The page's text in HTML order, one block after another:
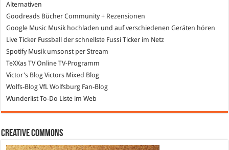
Alternativen
Goodreads Bücher Community + Rezensionen
Google Music Musik hochladen und auf verschiedenen Geräten hören
Live Ticker Fussball
der schnellste Fussi Ticker im Netz
SpotifyMusik umsonst per Stream
TeXXas TVOnline TV-Programm
Victor's Blog Victors Mixed Blog
Wolfs-Blog VfL Wolfsburg Fan-Blog
WunderlistTo-Do Liste im Web
Creative Commons